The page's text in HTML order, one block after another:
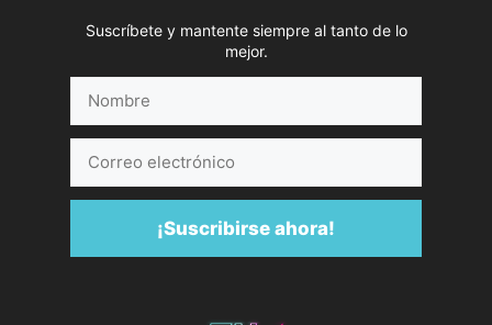
Suscríbete y mantente siempre al tanto de lo
mejor.
electrónico
¡Suscribirse ahora!